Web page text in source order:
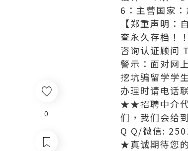
0
6：主营国家
【郑重声明
查永久存档！
咨询认证顾问
警示：面对网
挖坑骗留学学
办理时请电话
★★招聘中介代
们，我们会给
Q Q/微信:
★真诚期待您